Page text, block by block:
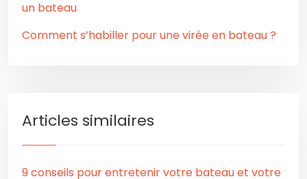
un bateau
Comment s’habiller pour une virée en bateau ?
Articles similaires
9 conseils pour entretenir votre bateau et votre